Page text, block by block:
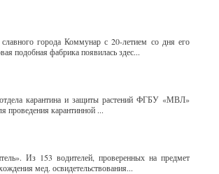
города Коммунар с 20-летием со дня его
подобная фабрика появилась здес...
отдела карантина и защиты растений ФГБУ «МВЛ»
проведения карантинной ...
Из 153 водителей, проверенных на предмет
мед. освидетельствования...